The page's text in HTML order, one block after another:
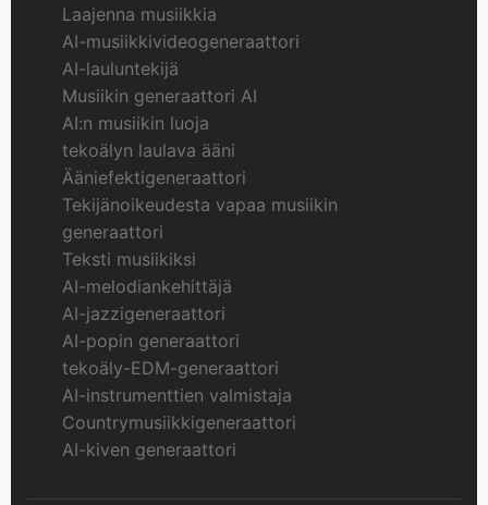
Laajenna musiikkia
AI-musiikkivideogeneraattori
AI-lauluntekijä
Musiikin generaattori AI
AI:n musiikin luoja
tekoälyn laulava ääni
Ääniefektigeneraattori
Tekijänoikeudesta vapaa musiikin
generaattori
Teksti musiikiksi
AI-melodiankehittäjä
AI-jazzigeneraattori
AI-popin generaattori
tekoäly-EDM-generaattori
AI-instrumenttien valmistaja
Countrymusiikkigeneraattori
AI-kiven generaattori